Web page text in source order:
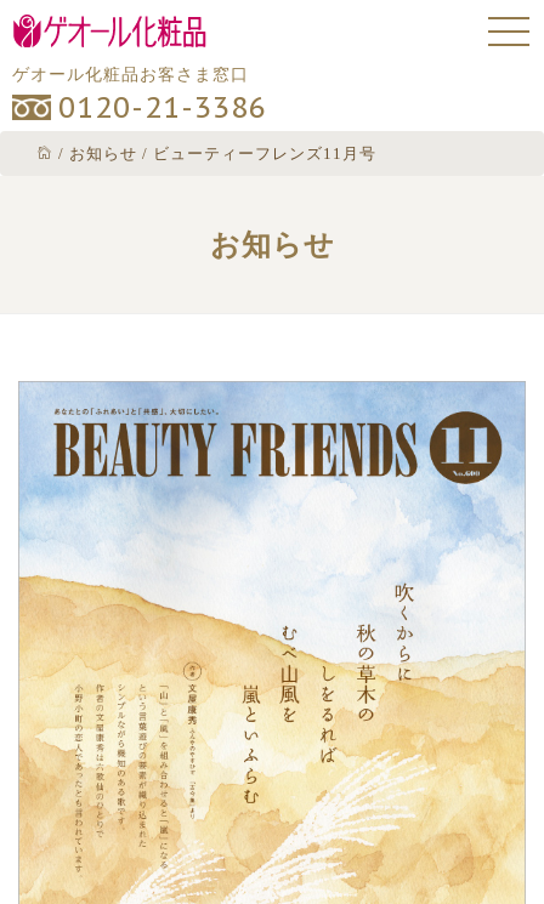
ゲオール化粧品お客さま窓口
0120-21-3386
/ お知らせ / ビューティーフレンズ11月号
お知らせ